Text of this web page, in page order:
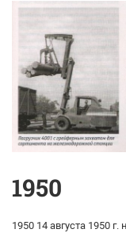
1950
1950 14 августа 1950